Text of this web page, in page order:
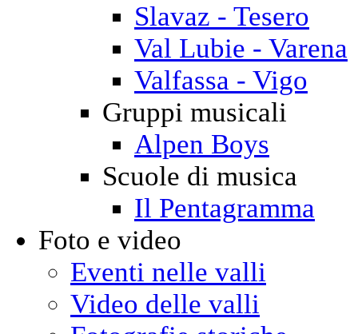
Slavaz - Tesero
Val Lubie - Varena
Valfassa - Vigo
Gruppi musicali
Alpen Boys
Scuole di musica
Il Pentagramma
Foto e video
Eventi nelle valli
Video delle valli